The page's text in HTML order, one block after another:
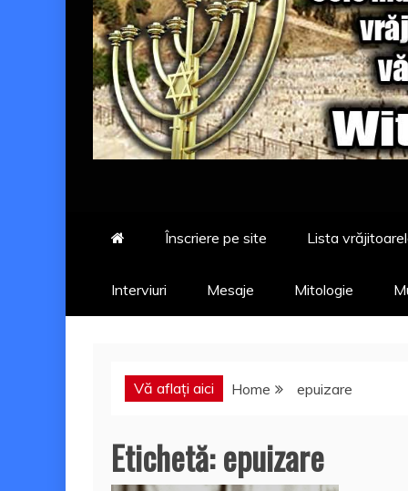
Înscriere pe site Lista
Interviuri Mesaje Mitologie
Vă aflați aici Home epuizare
Etichetă:epuizare